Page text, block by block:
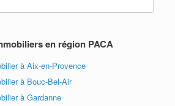
en région PACA
à Aix-en-Provence
à Bouc-Bel-Air
à Gardanne